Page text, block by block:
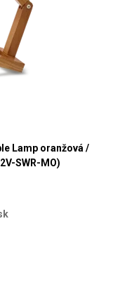
Lamp oranžová /
SWR-MO)